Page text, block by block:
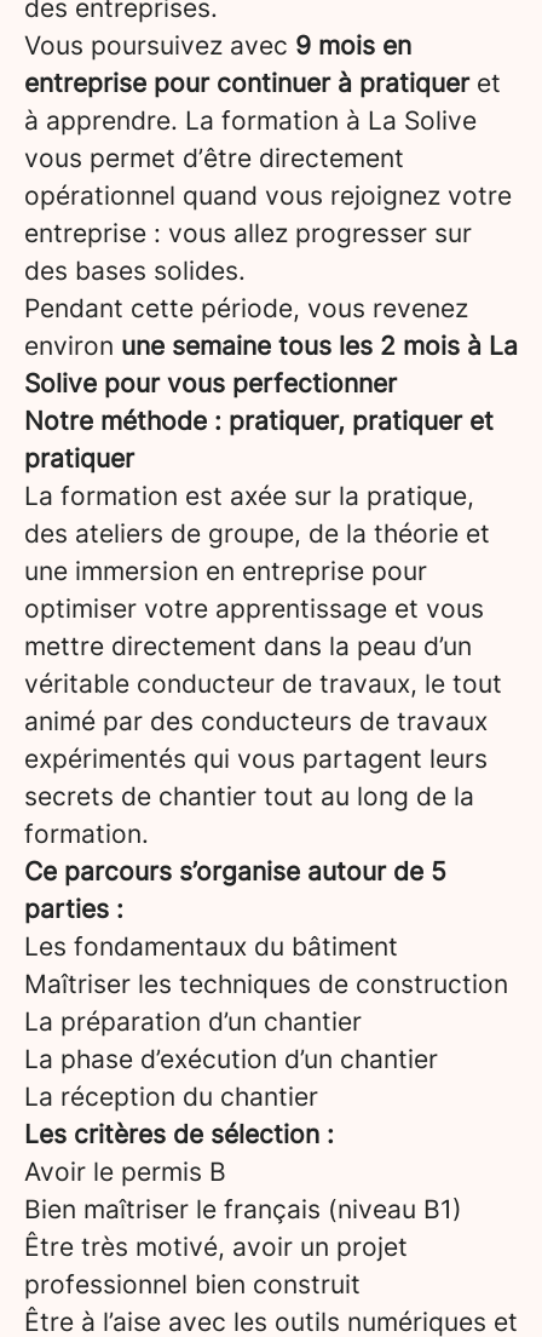
des entreprises.
Vous poursuivez avec 9 mois en
entreprise pour continuer à pratiqueret
à apprendre. La formation à La Solive
vous permet d’être directement
opérationnel quand vous rejoignez votre
entreprise : vous allez progresser sur
des bases solides.
Pendant cette période, vous revenez
environ une semaine tous les 2 mois à La
Solive pour vous perfectionner
Notre méthode : pratiquer, pratiquer et
pratiquer
La formation est axée sur la pratique,
des ateliers de groupe, de la théorie et
une immersion en entreprise pour
optimiser votre apprentissage et vous
mettre directement dans la peau d’un
véritable conducteur de travaux, le tout
animé par des conducteurs de travaux
expérimentés qui vous partagent leurs
secrets de chantier tout au long de la
formation.
Ce parcours s’organise autour de 5
parties :
Les fondamentaux du bâtiment
Maîtriser les techniques de construction
La préparation d’un chantier
La phase d’exécution d’un chantier
La réception du chantier
Les critères de sélection :
Avoir le permis B
Bien maîtriser le français (niveau B1)
Être très motivé, avoir un projet
professionnel bien construit
Être à l’aise avec les outils numériques et